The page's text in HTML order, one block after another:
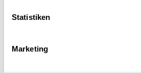
Statistiken
Marketing